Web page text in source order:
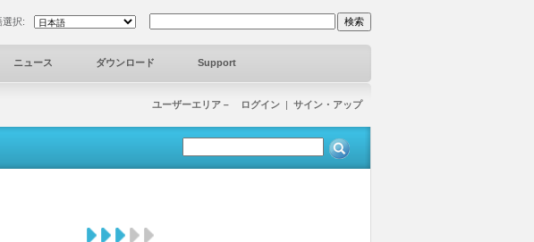
選択:
ニュース ダウンロード Support
ユーザーエリア－ ログイン | サイン・アップ